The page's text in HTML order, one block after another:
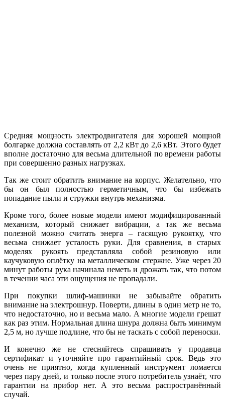
Средняя мощность электродвигателя для хорошей мощной
болгарке должна составлять от 2,2 кВт до 2,6 кВт. Этого будет
вполне достаточно для весьма длительной по времени работы
при совершенно разных нагрузках.
Так же стоит обратить внимание на корпус. Желательно, что
бы он был полностью герметичным, что бы избежать
попадание пыли и стружки внутрь механизма.
Кроме того, более новые модели имеют модифицированный
механизм, который снижает вибрации, а так же весьма
полезной можно считать энерга – гасящую рукоятку, что
весьма снижает усталость руки. Для сравнения, в старых
моделях рукоять представляла собой резиновую или
каучуковую оплётку на металлическом стержне. Уже через 20
минут работы рука начинала неметь и дрожать так, что потом
в течении часа эти ощущения не пропадали.
При покупки шлиф-машинки не забывайте обратить
внимание на электрошнур. Поверти, длины в один метр не то,
что недостаточно, но и весьма мало. А многие модели грешат
как раз этим. Нормальная длина шнура должна быть минимум
2,5 м, но лучше подлине, что бы не таскать с собой переноски.
И конечно же не стесняйтесь спрашивать у продавца
сертификат и уточняйте про гарантийный срок. Ведь это
очень не приятно, когда купленный инструмент ломается
через пару дней, и только после этого потребитель узнаёт, что
гарантии на прибор нет. А это весьма распространённый
случай.